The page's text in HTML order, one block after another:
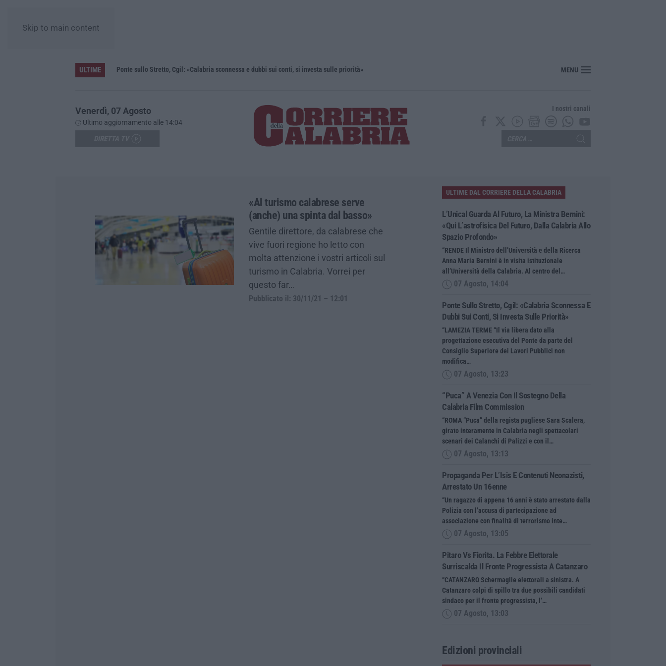
Skip to main content
ULTIME
L’Unical guarda al futuro, la ministra Bernini: «Qui l’astrofisica del futuro, dalla Calabria allo spazio profondo» Ponte sullo Stretto, Cgil: «Calabria sconnessa e dubbi sui conti, si investa sulle priorità» “Puca” a Venezia con il sostegno della Calabria Film Commission
MENU
Venerdì, 07 Agosto
Ultimo aggiornamento alle 14:04
I nostri canali
«Al turismo calabrese serve
(anche) una spinta dal basso»
Gentile direttore, da calabrese che
vive fuori regione ho letto con
molta attenzione i vostri articoli sul
turismo in Calabria. Vorrei per
questo far…
Pubblicato il: 30/11/21 – 12:01
ULTIME DAL CORRIERE DELLA CALABRIA
L’Unical Guarda Al Futuro, La Ministra Bernini:
«Qui L’astrofisica Del Futuro, Dalla Calabria Allo
Spazio Profondo»
“RENDE Il Ministro dell’Università e della Ricerca
Anna Maria Bernini è in visita istituzionale
all’Università della Calabria. Al centro del…
07 Agosto, 14:04
Ponte Sullo Stretto, Cgil: «Calabria Sconnessa E
Dubbi Sui Conti, Si Investa Sulle Priorità»
“LAMEZIA TERME “Il via libera dato alla
progettazione esecutiva del Ponte da parte del
Consiglio Superiore dei Lavori Pubblici non
modifica…
07 Agosto, 13:23
“Puca” A Venezia Con Il Sostegno Della
Calabria Film Commission
“ROMA “Puca” della regista pugliese Sara Scalera,
girato interamente in Calabria negli spettacolari
scenari dei Calanchi di Palizzi e con il…
07 Agosto, 13:13
Propaganda Per L’Isis E Contenuti Neonazisti,
Arrestato Un 16enne
“Un ragazzo di appena 16 anni è stato arrestato dalla
Polizia con l’accusa di partecipazione ad
associazione con finalità di terrorismo inte…
07 Agosto, 13:05
Pitaro Vs Fiorita. La Febbre Elettorale
Surriscalda Il Fronte Progressista A Catanzaro
“CATANZARO Schermaglie elettorali a sinistra. A
Catanzaro colpi di spillo tra due possibili candidati
sindaco per il fronte progressista, l’…
07 Agosto, 13:03
Edizioni provinciali